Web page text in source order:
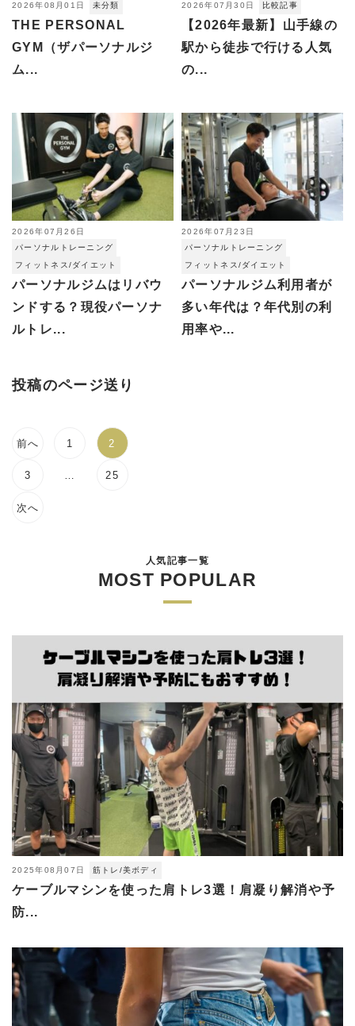
2026年08月01日 未分類
THE PERSONAL
GYM（ザパーソナルジ
ム...
2026年07月30日 比較記事
【2026年最新】山手線の
駅から徒歩で行ける人気
の...
2026年07月26日
パーソナルトレーニング
フィットネス/ダイエット
パーソナルジムはリバウ
ンドする？現役パーソナ
ルトレ...
2026年07月23日
パーソナルトレーニング
フィットネス/ダイエット
パーソナルジム利用者が
多い年代は？年代別の利
用率や...
投稿のページ送り
前へ 1 2
3 25
次へ
人気記事一覧
MOST POPULAR
2025年08月07日 筋トレ/美ボディ
ケーブルマシンを使った肩トレ3選！肩凝り解消や予
防...